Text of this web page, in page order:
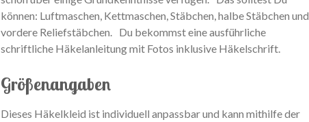
können: Luftmaschen, Kettmaschen, Stäbchen, halbe Stäbchen und
vordere Reliefstäbchen. Du bekommst eine ausführliche
schriftliche Häkelanleitung mit Fotos inklusive Häkelschrift.
Größenangaben
Dieses Häkelkleid ist individuell anpassbar und kann mithilfe der